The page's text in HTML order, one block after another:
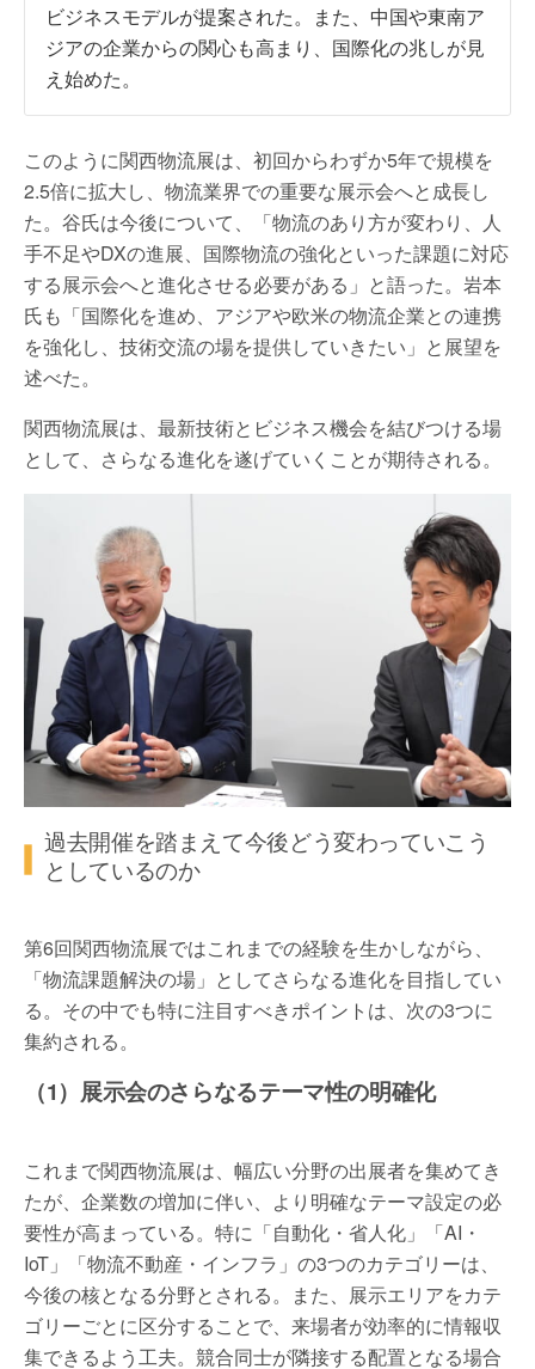
ビジネスモデルが提案された。また、中国や東南ア
ジアの企業からの関心も高まり、国際化の兆しが見
え始めた。
このように関西物流展は、初回からわずか5年で規模を
2.5倍に拡大し、物流業界での重要な展示会へと成長し
た。谷氏は今後について、「物流のあり方が変わり、人
手不足やDXの進展、国際物流の強化といった課題に対応
する展示会へと進化させる必要がある」と語った。岩本
氏も「国際化を進め、アジアや欧米の物流企業との連携
を強化し、技術交流の場を提供していきたい」と展望を
述べた。
関西物流展は、最新技術とビジネス機会を結びつける場
として、さらなる進化を遂げていくことが期待される。
過去開催を踏まえて今後どう変わっていこう
としているのか
第6回関西物流展ではこれまでの経験を生かしながら、
「物流課題解決の場」としてさらなる進化を目指してい
る。その中でも特に注目すべきポイントは、次の3つに
集約される。
（1）展示会のさらなるテーマ性の明確化
これまで関西物流展は、幅広い分野の出展者を集めてき
たが、企業数の増加に伴い、より明確なテーマ設定の必
要性が高まっている。特に「自動化・省人化」「AI・
IoT」「物流不動産・インフラ」の3つのカテゴリーは、
今後の核となる分野とされる。また、展示エリアをカテ
ゴリーごとに区分することで、来場者が効率的に情報収
集できるよう工夫。競合同士が隣接する配置となる場合